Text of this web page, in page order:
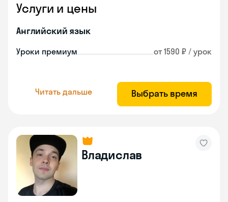
Услуги и цены
Английский язык
Уроки премиум от 1590 ₽ / урок
Читать дальше Выбрать время
Владислав